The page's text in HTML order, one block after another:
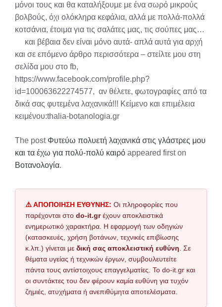
μόνοι τους και θα καταλήξουμε με ένα σωρό μικρούς
βολβούς, όχι ολόκληρα κεφάλια, αλλά με πολλά-πολλά
κοτσάνια, έτοιμα για τις σαλάτες μας, τις σούπες μας…
και βέβαια δεν είναι μόνο αυτά- απλά αυτά για αρχή
και σε επόμενο άρθρο περισσότερα – στείλτε μου στη
σελίδα μου στο fb,
https://www.facebook.com/profile.php?
id=100063622274577, αν θέλετε, φωτογραφίες από τα
δικά σας φυτεμένα λαχανικά!!! Κείμενο και επιμέλεια
κειμένου:thalia-botanologia.gr
The post Φυτεύω πολυετή λαχανικά στις γλάστρες μου
και τα έχω για πολύ-πολύ καιρό appeared first on
Βοτανολογία.
⚠️ ΑΠΟΠΟΙΗΣΗ ΕΥΘΥΝΗΣ: Οι πληροφορίες που
παρέχονται στο do-it.grέχουν αποκλειστικά
ενημερωτικό χαρακτήρα. Η εφαρμογή των οδηγιών
(κατασκευές, χρήση βοτάνων, τεχνικές επιβίωσης
κ.λπ.) γίνεται με δική σας αποκλειστική ευθύνη . Σε
θέματα υγείας ή τεχνικών έργων, συμβουλευτείτε
πάντα τους αντίστοιχους επαγγελματίες. Το do-it.gr και
οι συντάκτες του δεν φέρουν καμία ευθύνη για τυχόν
ζημιές, ατυχήματα ή ανεπιθύμητα αποτελέσματα.